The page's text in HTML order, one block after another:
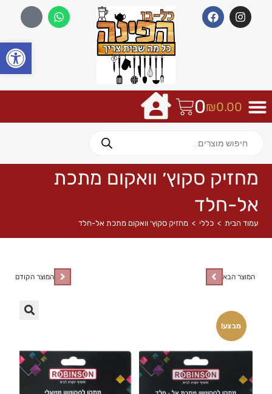
₪0.00
0
מחזיק סקוץ׳ וואקום מתכת
אל-חלד
עמוד הבית > כללי > מחזיק סקוץ׳ וואקום מתכת אל-חלד
מבצע!
המוצר הקודם המוצר הבא